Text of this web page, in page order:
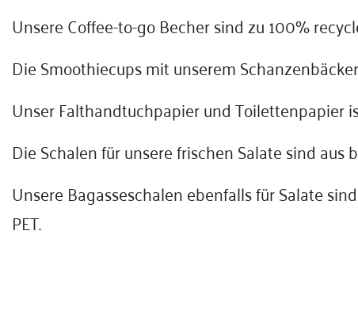
Unsere Coffee-to-go Becher sind zu 100%
Die Smoothiecups mit unserem
Unser Falthandtuchpapier und Toilettenpapier
Die Schalen für unsere frischen Salate sind
Unsere Bagasseschalen ebenfalls für Salate
PET.